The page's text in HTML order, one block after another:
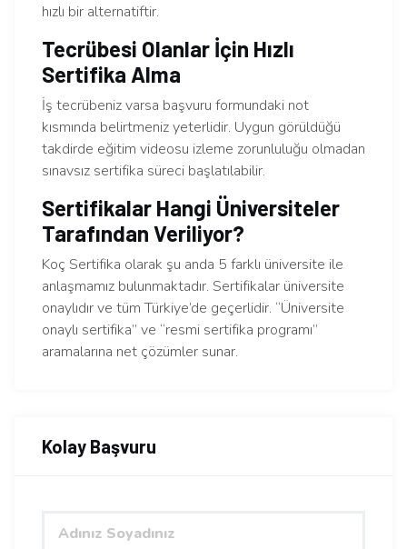
hızlı bir alternatiftir.
Tecrübesi Olanlar İçin Hızlı
Sertifika Alma
İş tecrübeniz varsa başvuru formundaki not
kısmında belirtmeniz yeterlidir. Uygun görüldüğü
takdirde eğitim videosu izleme zorunluluğu olmadan
sınavsız sertifika süreci başlatılabilir.
Sertifikalar Hangi Üniversiteler
Tarafından Veriliyor?
Koç Sertifika olarak şu anda 5 farklı üniversite ile
anlaşmamız bulunmaktadır. Sertifikalar üniversite
onaylıdır ve tüm Türkiye’de geçerlidir. “Üniversite
onaylı sertifika” ve “resmi sertifika programı”
aramalarına net çözümler sunar.
Kolay Başvuru